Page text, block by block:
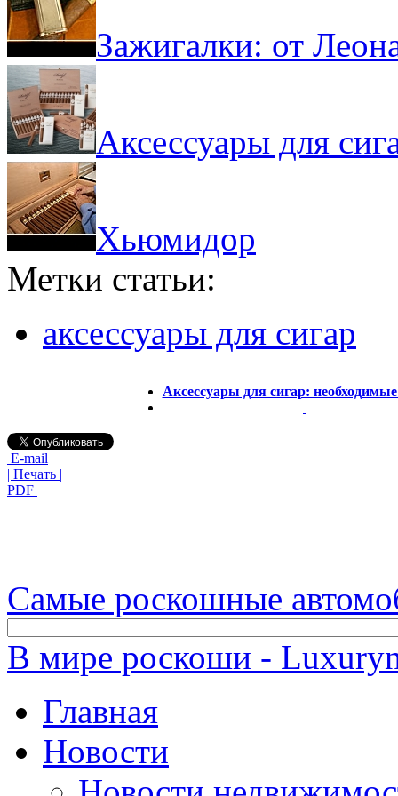
Зажигалки: от
Аксессуары для
Хьюмидор
Метки статьи:
аксессуары для сигар
Аксессуары для сигар:
E-mail
| Печать |
PDF
Самые роскошные
В мире роскоши -
Главная
Новости